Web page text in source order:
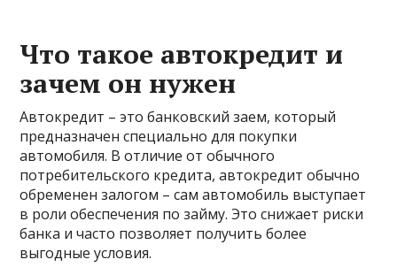
Что такое автокредит и
зачем он нужен
Автокредит – это банковский заем, который
предназначен специально для покупки
автомобиля. В отличие от обычного
потребительского кредита, автокредит обычно
обременен залогом – сам автомобиль выступает
в роли обеспечения по займу. Это снижает риски
банка и часто позволяет получить более
выгодные условия.